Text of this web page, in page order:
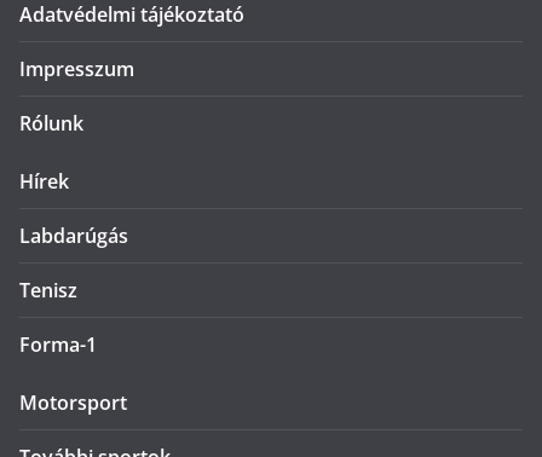
Adatvédelmi tájékoztató
Impresszum
Rólunk
Hírek
Labdarúgás
Tenisz
Forma-1
Motorsport